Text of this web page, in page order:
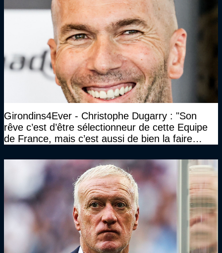
Girondins4Ever - Christophe Dugarry : "Son
rêve c’est d’être sélectionneur de cette Equipe
de France, mais c’est aussi de bien la faire